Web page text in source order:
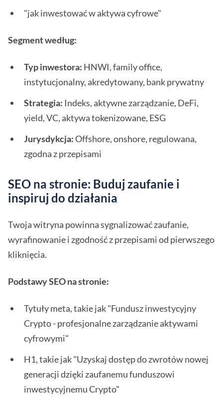
"jak inwestować w aktywa cyfrowe"
Segment według:
Typ inwestora: HNWI, family office,
instytucjonalny, akredytowany, bank prywatny
Strategia: Indeks, aktywne zarządzanie, DeFi,
yield, VC, aktywa tokenizowane, ESG
Jurysdykcja:Offshore, onshore, regulowana,
zgodna z przepisami
SEO na stronie: Buduj zaufanie i
inspiruj do działania
Twoja witryna powinna sygnalizować zaufanie,
wyrafinowanie i zgodność z przepisami od pierwszego
kliknięcia.
Podstawy SEO na stronie:
Tytuły meta, takie jak "Fundusz inwestycyjny
Crypto - profesjonalne zarządzanie aktywami
cyfrowymi"
H1, takie jak "Uzyskaj dostęp do zwrotów nowej
generacji dzięki zaufanemu funduszowi
inwestycyjnemu Crypto"